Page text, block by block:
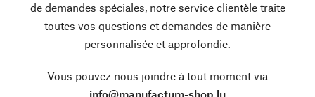
de demandes spéciales, notre service clientèle traite
toutes vos questions et demandes de manière
personnalisée et approfondie.
Vous pouvez nous joindre à tout moment via
info@manufactum-shop.lu